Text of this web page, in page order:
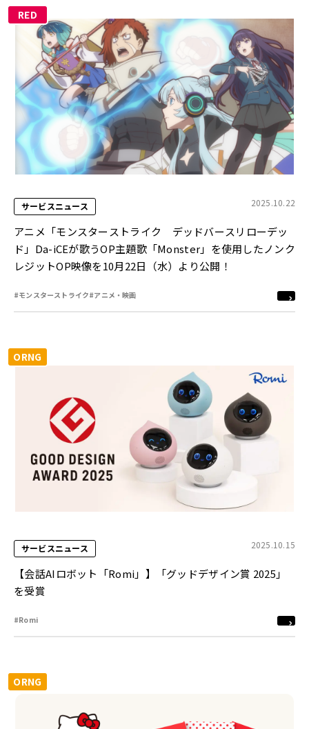
RED
サービスニュース 2025.10.22
アニメ「モンスターストライク デッドバースリローデッ
ド」Da-iCEが歌うOP主題歌「Monster」を使用したノンク
レジットOP映像を10月22日（水）より公開！
#モンスターストライク#アニメ・映画
ORNG
サービスニュース 2025.10.15
【会話AIロボット「Romi」】「グッドデザイン賞 2025」
を受賞
#Romi
ORNG